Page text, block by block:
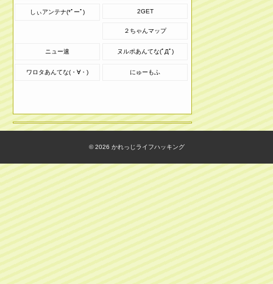
しぃアンテナ(*ﾟーﾟ) 2GET
２ちゃんマップ
ニュー速 ヌルポあんてな(ﾟДﾟ)
ワロタあんてな(・∀・) にゅーもふ
© 2026 かれっじライフハッキング